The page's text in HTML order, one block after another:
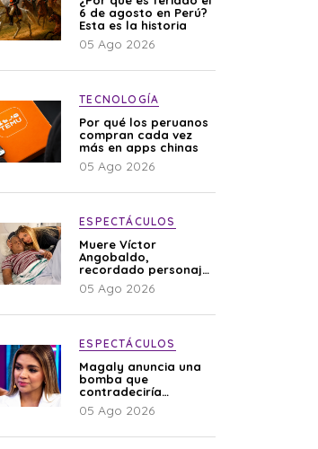
6 de agosto en Perú?
Esta es la historia
05 Ago 2026
TECNOLOGÍA
Por qué los peruanos
compran cada vez
más en apps chinas
05 Ago 2026
ESPECTÁCULOS
Muere Víctor
Angobaldo,
recordado personaje
de la farándula y
expareja de Shirley
05 Ago 2026
ESPECTÁCULOS
Magaly anuncia una
bomba que
contradeciría
comunicado de La
Bella Luz: “Hay un
05 Ago 2026